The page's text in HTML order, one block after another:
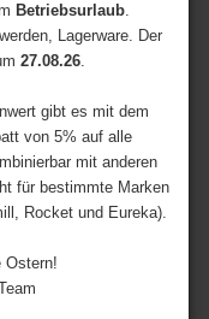
Betriebsurlaub.
Lagerware. Der
27.08.26.
gibt es mit dem
von 5% auf alle
mit anderen
für bestimmte Marken
Rocket und Eureka).
Ostern!